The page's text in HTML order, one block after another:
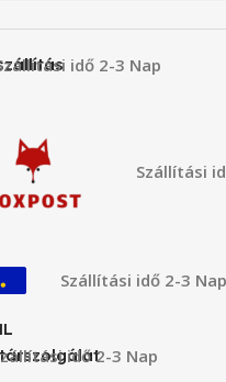
idő 2-3 Nap
Szállítási
Szállítási idő 2-3 Nap
idő 2-3 Nap